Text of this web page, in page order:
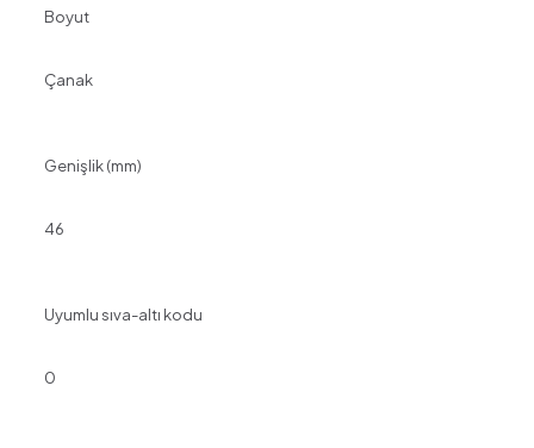
Boyut
Çanak
Genişlik (mm)
46
Uyumlu sıva-altı kodu
0